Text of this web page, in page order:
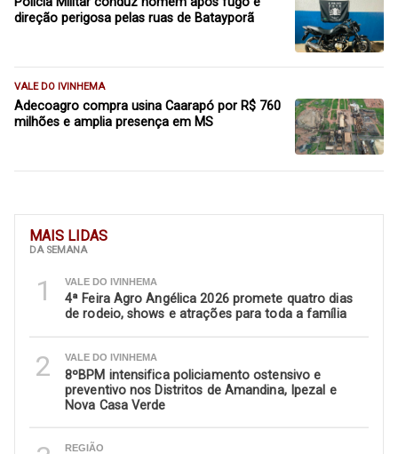
MAIS LIDAS
DA SEMANA
1 VALE DO IVINHEMA
4ª Feira Agro Angélica 2026 promete quatro dias
de rodeio, shows e atrações para toda a família
2 VALE DO IVINHEMA
8ºBPM intensifica policiamento ostensivo e
preventivo nos Distritos de Amandina, Ipezal e
Nova Casa Verde
REGIÃO
direção perigosa pelas ruas de Batayporã
VALE DO IVINHEMA
Adecoagro compra usina Caarapó por R$ 760
milhões e amplia presença em MS